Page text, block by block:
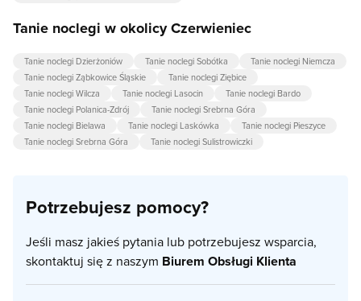
Tanie noclegi w okolicy Czerwieniec
Tanie noclegi Dzierżoniów Tanie noclegi Sobótka
Tanie noclegi Niemcza
Tanie noclegi Ząbkowice Śląskie
Tanie noclegi Ziębice
Tanie noclegi Wilcza
Tanie noclegi Lasocin
Tanie noclegi Bardo
Tanie noclegi Polanica-Zdrój
Tanie noclegi Srebrna Góra
Tanie noclegi Bielawa
Tanie noclegi Laskówka
Tanie noclegi Pieszyce
Tanie noclegi Srebrna Góra
Tanie noclegi Sulistrowiczki
Potrzebujesz pomocy?
Jeśli masz jakieś pytania lub potrzebujesz wsparcia,
skontaktuj się z naszym Biurem Obsługi Klienta